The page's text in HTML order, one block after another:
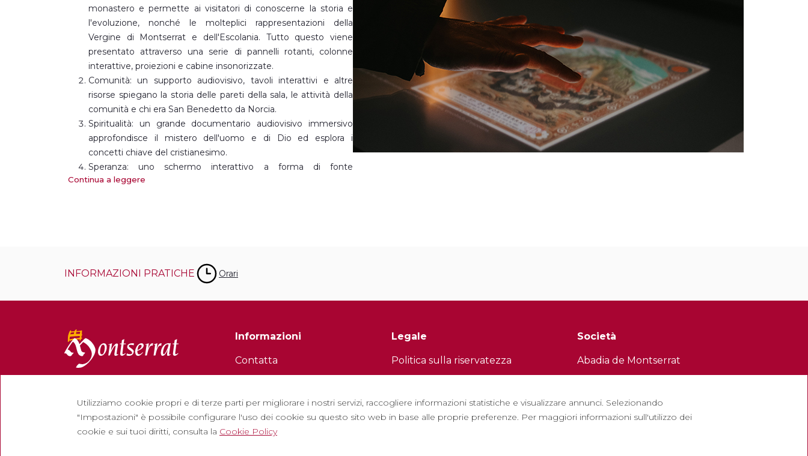
monastero e permette ai visitatori di conoscerne la storia e
l'evoluzione, nonché le molteplici rappresentazioni della
Vergine di Montserrat e dell'Escolania. Tutto questo viene
presentato attraverso una serie di pannelli rotanti, colonne
interattive, proiezioni e cabine insonorizzate.
Comunità: un supporto audiovisivo, tavoli interattivi e altre
risorse spiegano la storia delle pareti della sala, le attività della
comunità e chi era San Benedetto da Norcia.
Spiritualità: un grande documentario audiovisivo immersivo
approfondisce il mistero dell'uomo e di Dio ed esplora i
concetti chiave del cristianesimo.
Speranza: uno schermo interattivo a forma di fonte
battesimale che conclude il percorso con un messaggio di
Continua a leggere
INFORMAZIONI PRATICHE Orari
Informazioni
Contatta
Lavora con noi
Domande frequenti
Biglietto turistico
Legale
Politica sulla riservatezza
Politica dei Social Network
Canale di segnalazione
Società
Abadia de Montserrat
Museo di Montserrat
Utilizziamo cookie propri e di terze parti per migliorare i nostri servizi, raccogliere informazioni statistiche e visualizzare annunci. Selezionando
"Impostazioni" è possibile configurare l'uso dei cookie su questo sito web in base alle proprie preferenze. Per maggiori informazioni sull'utilizzo dei
cookie e sui tuoi diritti, consulta la Cookie Policy